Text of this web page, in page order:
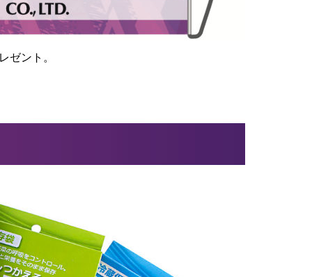
ゼント。